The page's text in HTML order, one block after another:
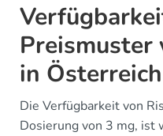
Preismuster
in Österreich
Die Verfügbarkeit von
Dosierung von 3 mg, ist